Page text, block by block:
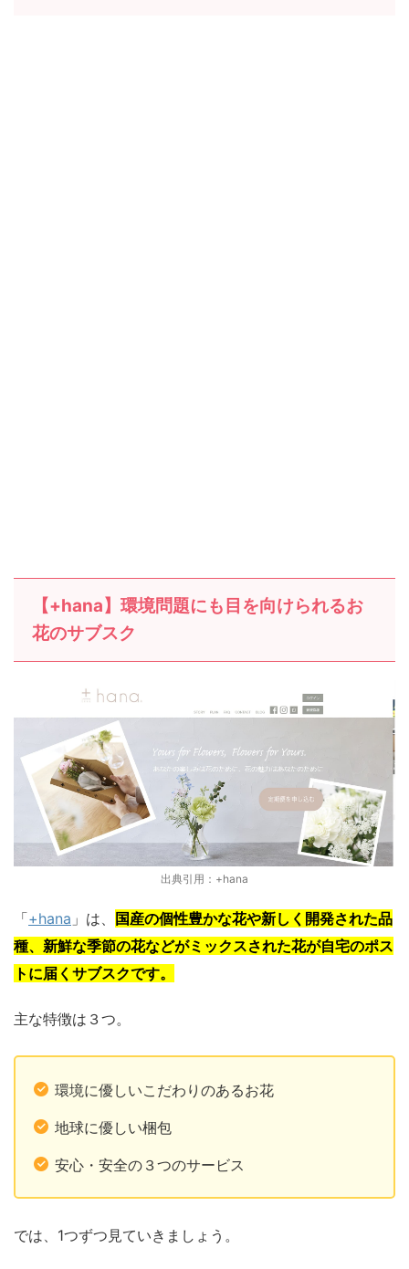
【+hana】環境問題にも目を向けられるお
花のサブスク
出典引用：+hana
「+hana 」は、
国産の個性豊かな花や新しく開発された品
種、新鮮な季節の花などがミックスされた花が自宅のポス
トに届くサブスクです。
主な特徴は３つ。
環境に優しいこだわりのあるお花
地球に優しい梱包
安心・安全の３つのサービス
では、1つずつ見ていきましょう。